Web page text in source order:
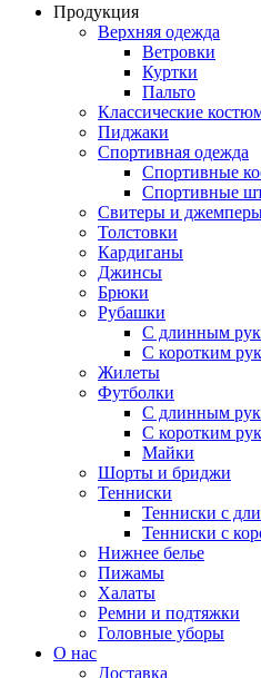
Продукция
Верхняя одежда
Ветровки
Куртки
Пальто
Классические
Пиджаки
Спортивная одежда
Спортивные
Спортивные
Свитеры и
Толстовки
Кардиганы
Джинсы
Брюки
Рубашки
С длинным
С коротким
Жилеты
Футболки
С длинным
С коротким
Майки
Шорты и бриджи
Тенниски
Тенниски с
Тенниски с
Нижнее белье
Пижамы
Халаты
Ремни и подтяжки
Головные уборы
О нас
Доставка